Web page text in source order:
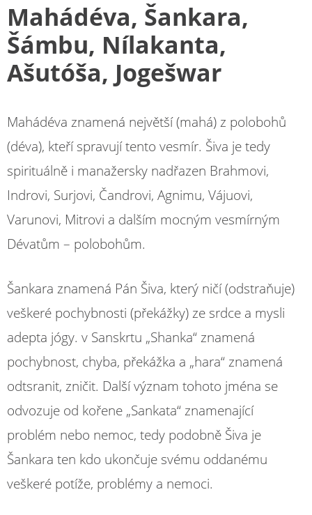
Mahádéva, Šankara,
Šámbu, Nílakanta,
Ašutóša, Jogešwar
Mahádéva znamená největší (mahá) z polobohů
(déva), kteří spravují tento vesmír. Šiva je tedy
spirituálně i manažersky nadřazen Brahmovi,
Indrovi, Surjovi, Čandrovi, Agnimu, Vájuovi,
Varunovi, Mitrovi a dalším mocným vesmírným
Dévatům – polobohům.
Šankara znamená Pán Šiva, který ničí (odstraňuje)
veškeré pochybnosti (překážky) ze srdce a mysli
adepta jógy. v Sanskrtu „Shanka“ znamená
pochybnost, chyba, překážka a „hara“ znamená
odtsranit, zničit. Další význam tohoto jména se
odvozuje od kořene „Sankata“ znamenající
problém nebo nemoc, tedy podobně Šiva je
Šankara ten kdo ukončuje svému oddanému
veškeré potíže, problémy a nemoci.